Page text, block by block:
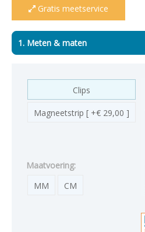
Gratis meetservice
1. Meten & maten
Clips
Magneetstrip [ +€ 29,00 ]
Maatvoering:
MM
CM